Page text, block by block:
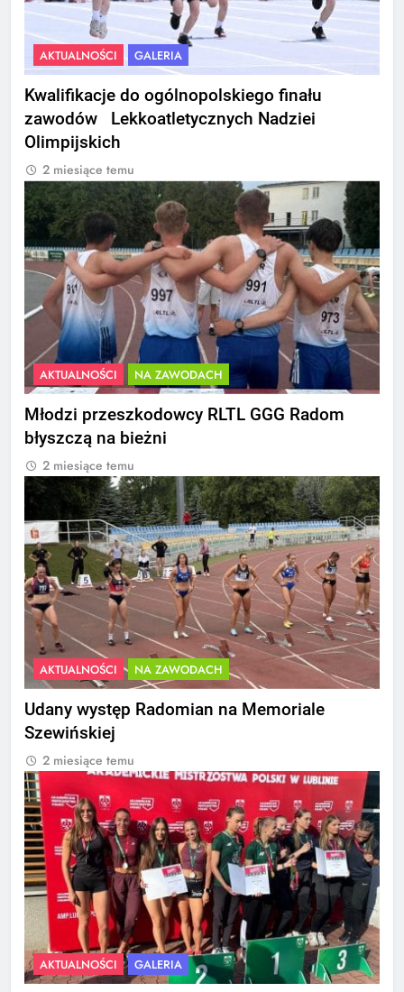
AKTUALNOŚCI GALERIA
Kwalifikacje do ogólnopolskiego finału
zawodów Lekkoatletycznych Nadziei
Olimpijskich
2 miesiące temu
AKTUALNOŚCI NA ZAWODACH
Młodzi przeszkodowcy RLTL GGG Radom
błyszczą na bieżni
2 miesiące temu
AKTUALNOŚCI NA ZAWODACH
Udany występ Radomian na Memoriale
Szewińskiej
2 miesiące temu
AKTUALNOŚCI GALERIA